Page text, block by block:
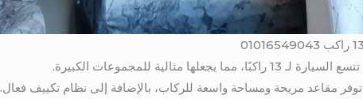
راكبًا، مما يجعلها مثالية للمجموعات الكبيرة.
مقاعد مريحة ومساحة واسعة للركاب، بالإضافة إلى نظام تكييف فعال.